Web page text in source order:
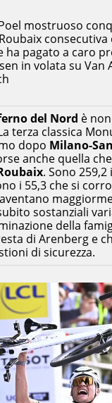
mostruoso
consecutiva
ha pagato a caro
in volata su Van
del Nord è
terza classica
dopo Milano-
anche quella
. Sono
i 55,3 che si
sostanziali
della
di Arenberg e
di sicurezza.